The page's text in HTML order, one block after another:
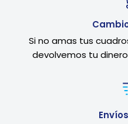
Si no amas tus
devolvemos tu